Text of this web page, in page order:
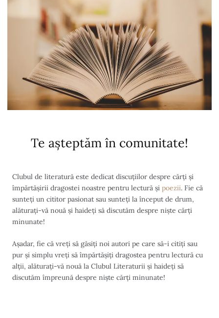
Te așteptăm în comunitate!
Clubul de literatură este dedicat discuțiilor despre cărți și
împărtășirii dragostei noastre pentru lectură și poezii. Fie că
sunteți un cititor pasionat sau sunteți la început de drum,
alăturați-vă nouă și haideți să discutăm despre niște cărți
minunate!
Așadar, fie că vreți să găsiți noi autori pe care să-i citiți sau
pur și simplu vreți să împărtășiți dragostea pentru lectură cu
alții, alăturați-vă nouă la Clubul Literaturii și haideți să
discutăm împreună despre niște cărți minunate!